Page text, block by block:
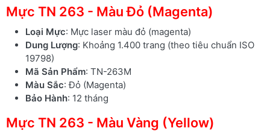
Mực TN 263 - Màu Đỏ (Magenta)
Loại Mực: Mực laser màu đỏ (magenta)
Dung Lượng: Khoảng 1.400 trang (theo tiêu chuẩn ISO
19798)
Mã Sản Phẩm: TN-263M
Màu Sắc: Đỏ (Magenta)
Bảo Hành: 12 tháng
Mực TN 263 - Màu Vàng (Yellow)